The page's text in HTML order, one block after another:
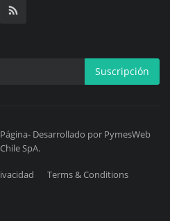
Suscripción
Desarrollado por PymesWeb
Chile SpA.
Terms & Conditions